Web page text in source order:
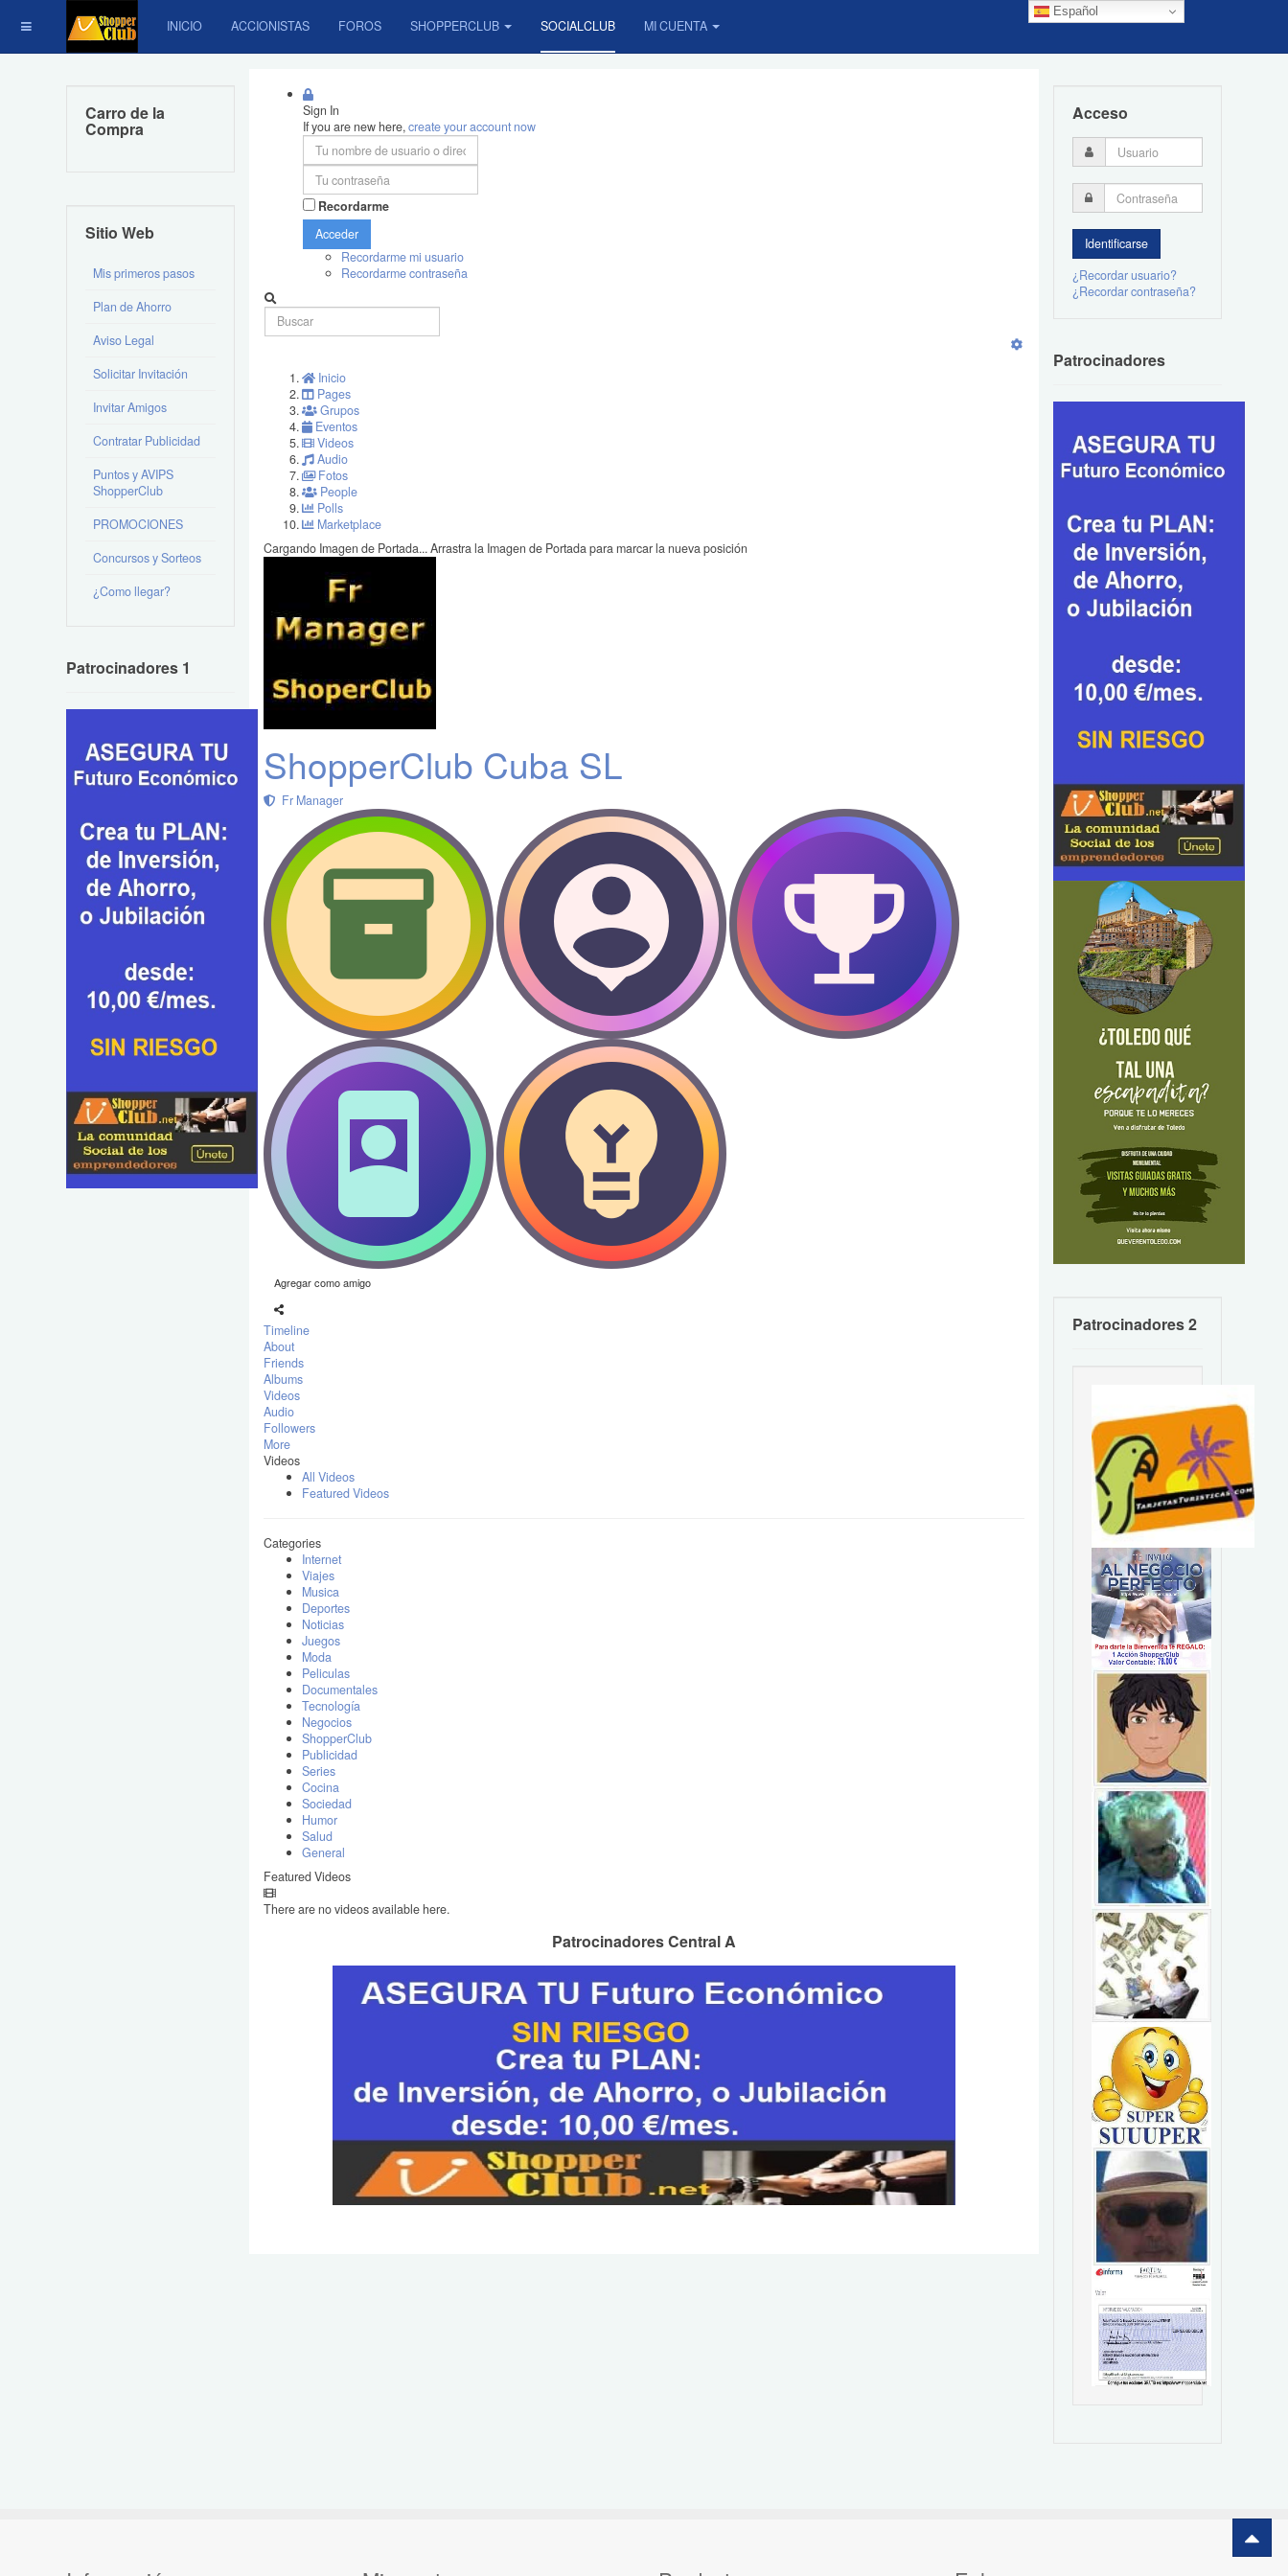
Español
INICIO ACCIONISTAS FOROS SHOPPERCLUB SOCIALCLUB MI CUENTA
Sign In
If you are new here,create your account now
Recordarme
Acceder
Recordarme mi usuario
Recordarme contraseña
Inicio
Pages
Grupos
Eventos
Videos
Audio
Fotos
People
Polls
Marketplace
Cargando Imagen de Portada...Arrastra la Imagen de Portada para marcar la nueva posición
ShopperClub Cuba SL
Fr Manager
Agregar como amigo
Timeline
About
Friends
Albums
Videos
Audio
Followers
More
Videos
All Videos
Featured Videos
Categories
Internet
Viajes
Musica
Deportes
Noticias
Juegos
Moda
Peliculas
Documentales
Tecnología
Negocios
ShopperClub
Publicidad
Series
Cocina
Sociedad
Humor
Salud
General
Featured Videos
There are no videos available here.
Patrocinadores Central A
Carro de la
Compra
Sitio Web
Mis primeros pasos
Plan de Ahorro
Aviso Legal
Solicitar Invitación
Invitar Amigos
Contratar Publicidad
Puntos y AVIPS
ShopperClub
PROMOCIONES
Concursos y Sorteos
¿Como llegar?
Patrocinadores 1
Acceso
¿Recordar usuario?
¿Recordar contraseña?
Patrocinadores
Patrocinadores 2